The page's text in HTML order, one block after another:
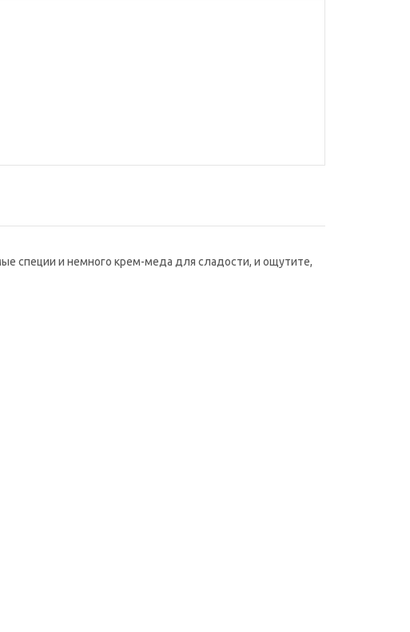
специи и немного крем-меда для сладости, и ощутите,